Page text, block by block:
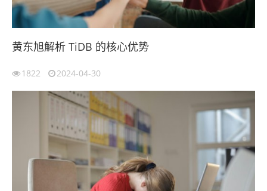
黄东旭解析 TiDB 的核心优势
1822 2024-04-30